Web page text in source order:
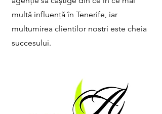
multă influență în Tenerife, iar
multumirea clientilor nostri este cheia
succesului.